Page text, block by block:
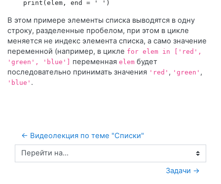
В этом примере элементы списка выводятся в одну
строку, разделенные пробелом, при этом в цикле
меняется не индекс элемента списка, а само значение
переменной (например, в цикле for elem in ['red',
'green', 'blue']
переменная elem будет
последовательно принимать значения 'red' , 'green' ,
'blue' .
← Видеолекция по теме "Списки"
Перейти на...
Задачи →